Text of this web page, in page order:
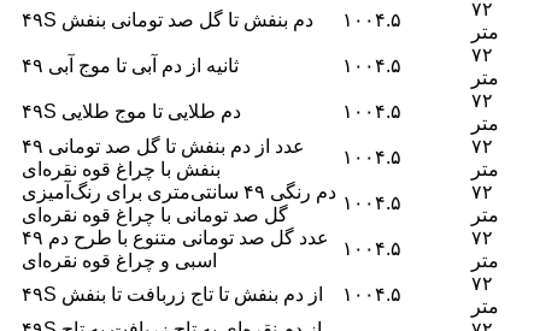
۴۹S دم بنفش تا گل صد تومانی بنفش ۱۰۰۴.۵
۷۲
متر
۴۹ ثانیه از دم آبی تا موج آبی
۱۰۰۴.۵
۷۲
متر
۴۹S دم طلایی تا موج طلایی
۱۰۰۴.۵
۷۲
متر
۴۹ عدد از دم بنفش تا گل صد تومانی
بنفش با چراغ قوه نقره‌ای
۱۰۰۴.۵
۷۲
متر
دم رنگی ۴۹ سانتی‌متری برای رنگ‌آمیزی
گل صد تومانی با چراغ قوه نقره‌ای
۱۰۰۴.۵
۷۲
متر
۴۹ عدد گل صد تومانی متنوع با طرح دم
اسبی و چراغ قوه نقره‌ای
۱۰۰۴.۵
۷۲
متر
۴۹S از دم بنفش تا تاج زربافت تا بنفش
۱۰۰۴.۵
۷۲
متر